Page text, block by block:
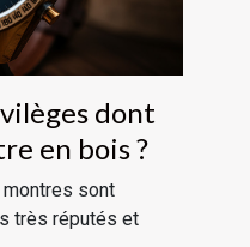
dont
en bois ?
sont
très réputés et